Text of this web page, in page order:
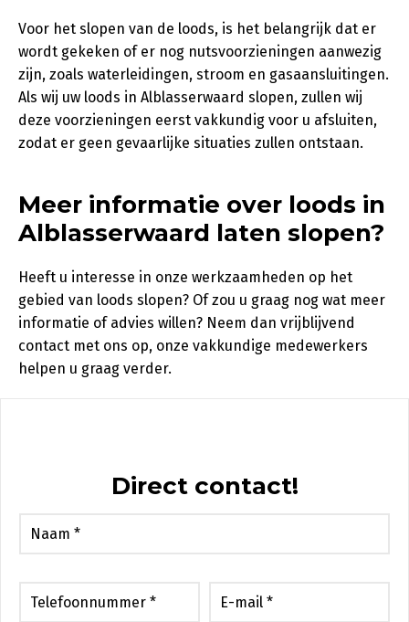
Voor het slopen van de loods, is het belangrijk dat er
wordt gekeken of er nog nutsvoorzieningen aanwezig
zijn, zoals waterleidingen, stroom en gasaansluitingen.
Als wij uw loods in Alblasserwaard slopen, zullen wij
deze voorzieningen eerst vakkundig voor u afsluiten,
zodat er geen gevaarlijke situaties zullen ontstaan.
Meer informatie over loods in
Alblasserwaard laten slopen?
Heeft u interesse in onze werkzaamheden op het
gebied van loods slopen? Of zou u graag nog wat meer
informatie of advies willen? Neem dan vrijblijvend
contact met ons op, onze vakkundige medewerkers
helpen u graag verder.
Direct contact!